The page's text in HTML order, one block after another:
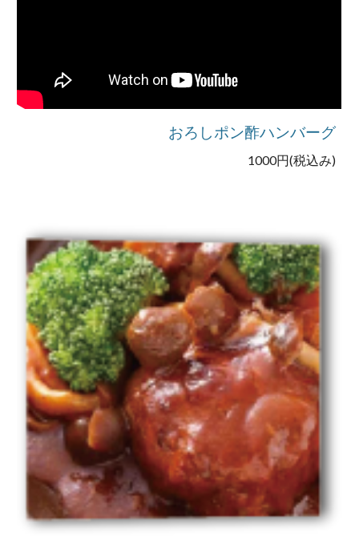
おろしポン酢ハンバーグ
1000円(税込み)